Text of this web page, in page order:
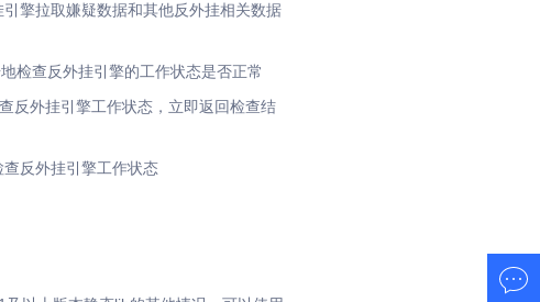
引擎拉取嫌疑数据和其他反外挂相关数据
地检查反外挂引擎的工作状态是否正常
反外挂引擎工作状态，立即返回检查结
查反外挂引擎工作状态